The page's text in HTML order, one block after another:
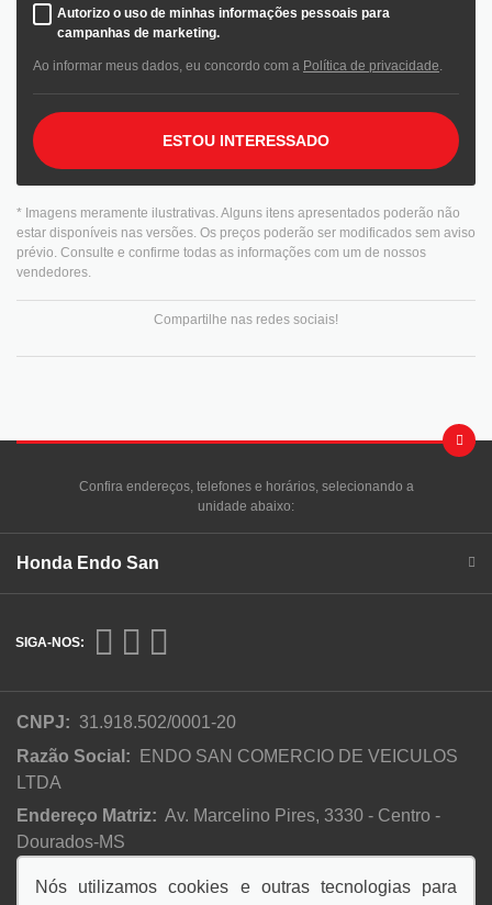
Autorizo o uso de minhas informações pessoais para
campanhas de marketing.
Ao informar meus dados, eu concordo com a Política de privacidade.
ESTOU INTERESSADO
* Imagens meramente ilustrativas. Alguns itens apresentados poderão não
estar disponíveis nas versões. Os preços poderão ser modificados sem aviso
prévio. Consulte e confirme todas as informações com um de nossos
vendedores.
Compartilhe nas redes sociais!
Confira endereços, telefones e horários, selecionando a
unidade abaixo:
Honda Endo San
SIGA-NOS:
CNPJ: 31.918.502/0001-20
Razão Social:
ENDO SAN COMERCIO DE VEICULOS
LTDA
Endereço Matriz: Av. Marcelino Pires, 3330 - Centro -
Dourados-MS
Nós utilizamos cookies e outras tecnologias para